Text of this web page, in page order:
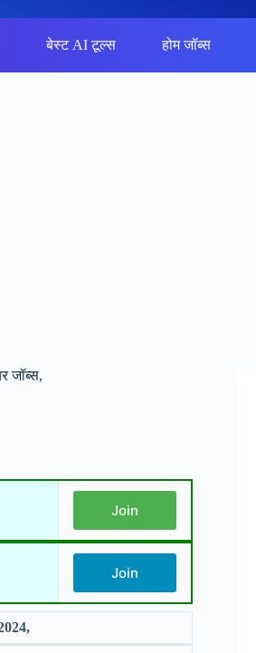
बेस्ट AI टूल्स होम जॉब्स
जॉब्स,
Join
Join